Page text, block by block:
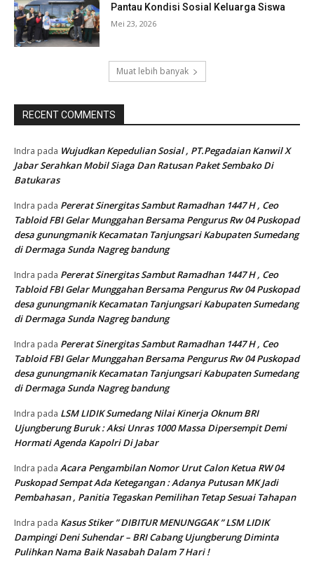
Pantau Kondisi Sosial Keluarga Siswa
Mei 23, 2026
Muat lebih banyak
RECENT COMMENTS
Indra pada Wujudkan Kepedulian Sosial , PT.Pegadaian Kanwil X
Jabar Serahkan Mobil Siaga Dan Ratusan Paket Sembako Di
Batukaras
Indra pada Pererat Sinergitas Sambut Ramadhan 1447 H , Ceo
Tabloid FBI Gelar Munggahan Bersama Pengurus Rw 04 Puskopad
desa gunungmanik Kecamatan Tanjungsari Kabupaten Sumedang
di Dermaga Sunda Nagreg bandung
Indra pada Pererat Sinergitas Sambut Ramadhan 1447 H , Ceo
Tabloid FBI Gelar Munggahan Bersama Pengurus Rw 04 Puskopad
desa gunungmanik Kecamatan Tanjungsari Kabupaten Sumedang
di Dermaga Sunda Nagreg bandung
Indra pada Pererat Sinergitas Sambut Ramadhan 1447 H , Ceo
Tabloid FBI Gelar Munggahan Bersama Pengurus Rw 04 Puskopad
desa gunungmanik Kecamatan Tanjungsari Kabupaten Sumedang
di Dermaga Sunda Nagreg bandung
Indra pada LSM LIDIK Sumedang Nilai Kinerja Oknum BRI
Ujungberung Buruk : Aksi Unras 1000 Massa Dipersempit Demi
Hormati Agenda Kapolri Di Jabar
Indra pada Acara Pengambilan Nomor Urut Calon Ketua RW 04
Puskopad Sempat Ada Ketegangan : Adanya Putusan MK Jadi
Pembahasan , Panitia Tegaskan Pemilihan Tetap Sesuai Tahapan
Indra pada Kasus Stiker ” DIBITUR MENUNGGAK ” LSM LIDIK
Dampingi Deni Suhendar – BRI Cabang Ujungberung Diminta
Pulihkan Nama Baik Nasabah Dalam 7 Hari !